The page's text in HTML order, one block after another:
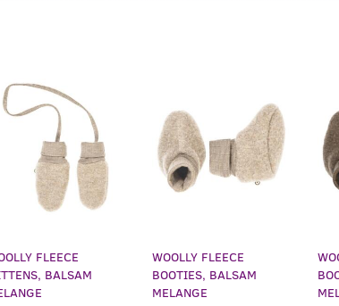
FLEECE
BALSAM
WOOLLY FLEECE
BOOTIES, BALSAM
MELANGE